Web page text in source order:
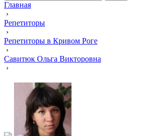
Главная
›
Репетиторы
›
Репетиторы в Кривом Роге
›
Савитюк Ольга Викторовна
›